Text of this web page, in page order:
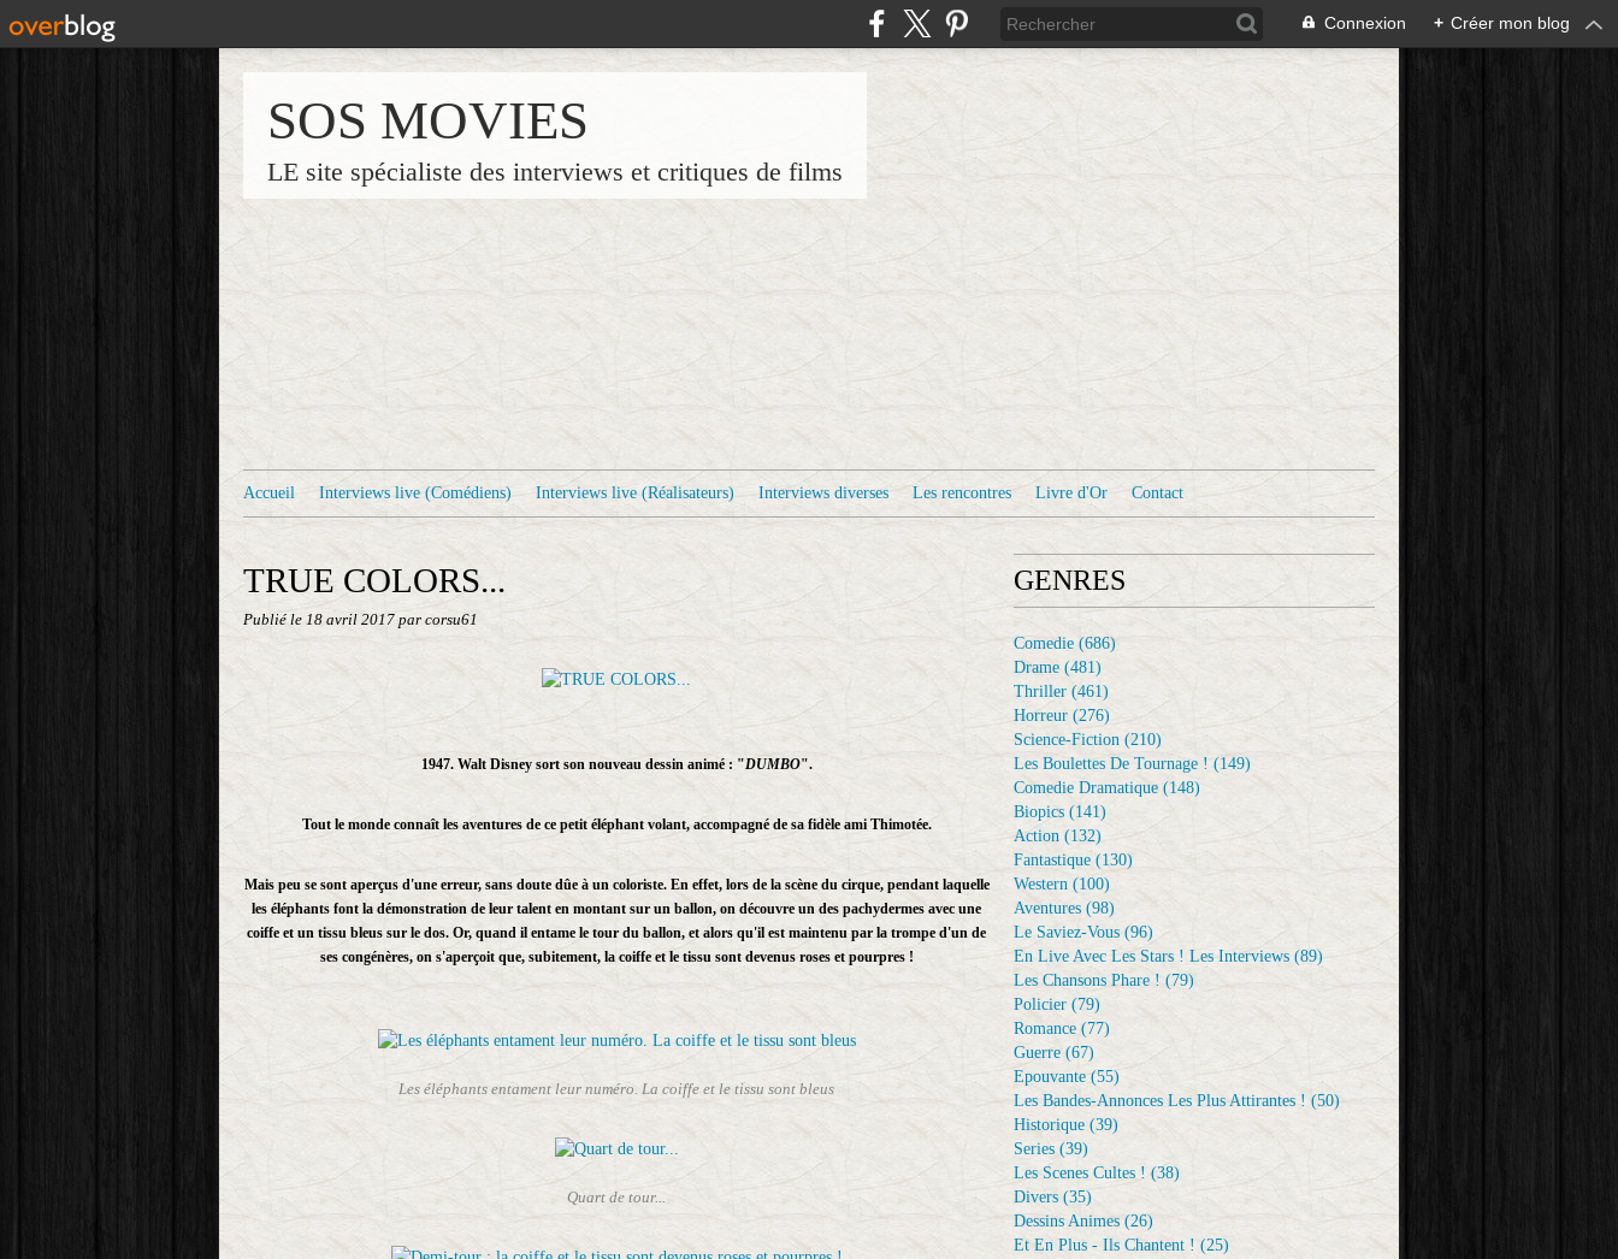
Connexion + Créer mon blog
SOS MOVIES
LE site spécialiste des interviews et critiques de films
Accueil Interviews live (Comédiens) Interviews live (Réalisateurs) Interviews diverses Les rencontres Livre d'Or Contact
TRUE COLORS...
Publié le 18 avril 2017 par corsu61
1947. Walt Disney sort son nouveau dessin animé : "DUMBO".
Tout le monde connaît les aventures de ce petit éléphant volant, accompagné de sa fidèle ami Thimotée.
Mais peu se sont aperçus d'une erreur, sans doute dûe à un coloriste. En effet, lors de la scène du cirque, pendant laquelle
les éléphants font la démonstration de leur talent en montant sur un ballon, on découvre un des pachydermes avec une
coiffe et un tissu bleus sur le dos. Or, quand il entame le tour du ballon, et alors qu'il est maintenu par la trompe d'un de
ses congénères, on s'aperçoit que, subitement, la coiffe et le tissu sont devenus roses et pourpres !
Les éléphants entament leur numéro. La coiffe et le tissu sont bleus
Quart de tour...
GENRES
Comedie (686)
Drame (481)
Thriller (461)
Horreur (276)
Science-Fiction (210)
Les Boulettes De Tournage ! (149)
Comedie Dramatique (148)
Biopics (141)
Action (132)
Fantastique (130)
Western (100)
Aventures (98)
Le Saviez-Vous (96)
En Live Avec Les Stars ! Les Interviews (89)
Les Chansons Phare ! (79)
Policier (79)
Romance (77)
Guerre (67)
Epouvante (55)
Les Bandes-Annonces Les Plus Attirantes ! (50)
Historique (39)
Series (39)
Les Scenes Cultes ! (38)
Divers (35)
Dessins Animes (26)
Et En Plus - Ils Chantent ! (25)